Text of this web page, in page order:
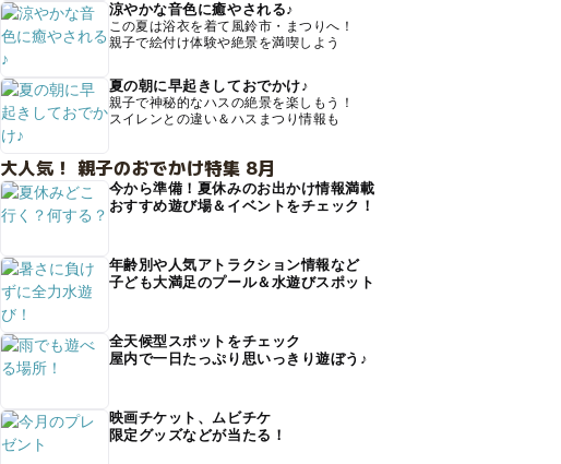
涼やかな音色に癒やされる♪
この夏は浴衣を着て風鈴市・まつりへ！
親子で絵付け体験や絶景を満喫しよう
夏の朝に早起きしておでかけ♪
親子で神秘的なハスの絶景を楽しもう！
スイレンとの違い＆ハスまつり情報も
大人気！ 親子のおでかけ特集 8月
今から準備！夏休みのお出かけ情報満載
おすすめ遊び場＆イベントをチェック！
年齢別や人気アトラクション情報など
子ども大満足のプール＆水遊びスポット
全天候型スポットをチェック
屋内で一日たっぷり思いっきり遊ぼう♪
映画チケット、ムビチケ
限定グッズなどが当たる！